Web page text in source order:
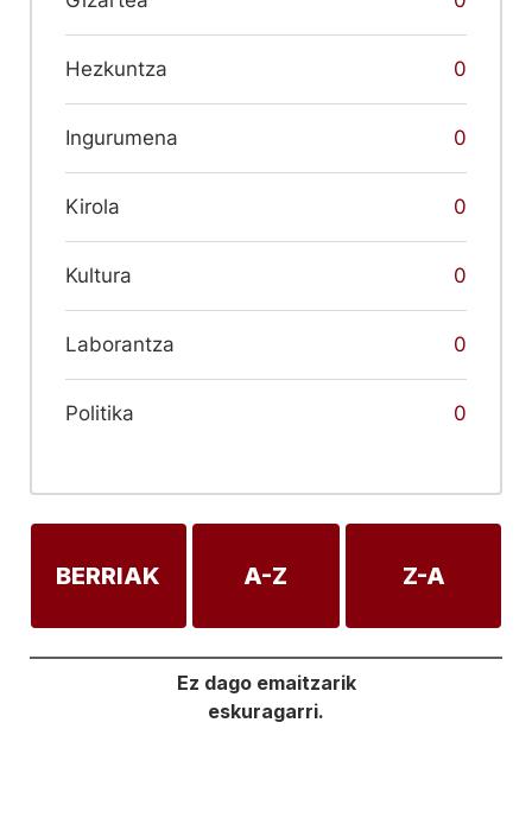
Hezkuntza 0
Ingurumena 0
Kirola 0
Kultura 0
Laborantza 0
Politika 0
BERRIAK A-Z Z-A
Ez dago emaitzarik
eskuragarri.